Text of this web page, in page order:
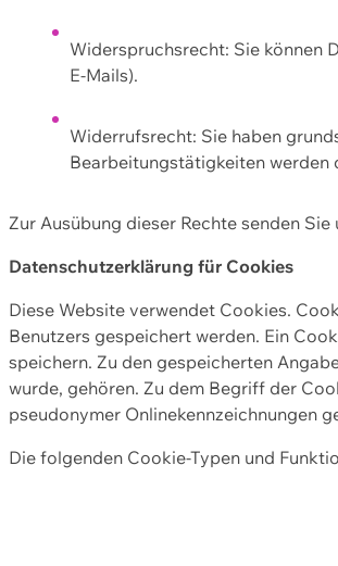
Widerspruchsrecht: Sie können
E-Mails).
Widerrufsrecht: Sie haben
Bearbeitungstätigkeiten werden
Zur Ausübung dieser Rechte senden
Datenschutzerklärung für Cookies
Diese Website verwendet Cookies.
Benutzers gespeichert werden. Ein
speichern. Zu den gespeicherten
wurde, gehören. Zu dem Begriff der
pseudonymer Onlinekennzeichnungen
Die folgenden Cookie-Typen und